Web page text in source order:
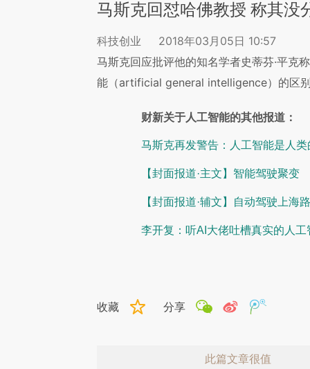
马斯克回怼哈佛教授 称其没
科技创业
2018年03月05日 10:57
马斯克回应批评他的知名学者史蒂芬·平克
能（artificial general intelligence）的区
财新关于人工智能的其他报道：
马斯克再发警告：人工智能是人
【封面报道·主文】智能驾驶聚变
【封面报道·辅文】自动驾驶上海
李开复：听AI大佬吐槽真实的人工
收藏 分享
此篇文章很值